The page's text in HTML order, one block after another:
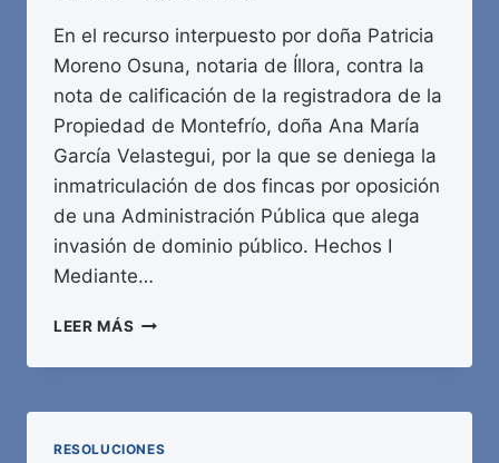
En el recurso interpuesto por doña Patricia
Moreno Osuna, notaria de Íllora, contra la
nota de calificación de la registradora de la
Propiedad de Montefrío, doña Ana María
García Velastegui, por la que se deniega la
inmatriculación de dos fincas por oposición
de una Administración Pública que alega
invasión de dominio público. Hechos I
Mediante…
LEER MÁS AGENCIA
BOLETÍN
DEL
RESOLUCIONES